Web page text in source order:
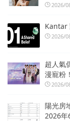
2026/
Kantar
2026/
超人氣
漫寵粉
2026/
陽光房
2026年